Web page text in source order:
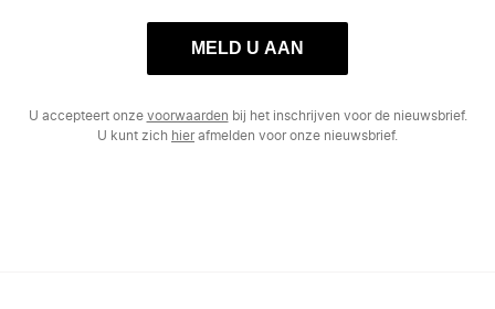
MELD U AAN
U accepteert onze voorwaarden bij het inschrijven voor de nieuwsbrief.
U kunt zich hierafmelden voor onze nieuwsbrief.